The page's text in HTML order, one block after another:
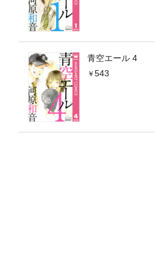
青空エール 4
543